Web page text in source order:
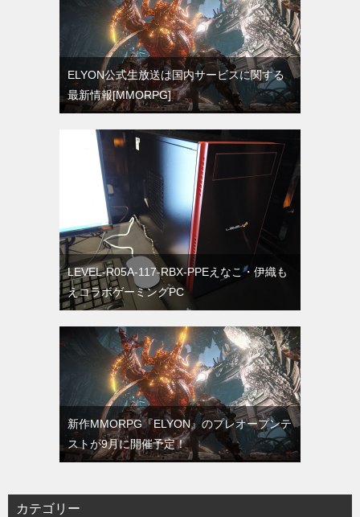
ELYON公式生放送は国内サービスに関する
最新情報[MMORPG]
LEVEL-R05A-117-RBX-PPEえなこ・伊織も
えコラボゲーミングPC
新作MMORPG『ELYON』のプレオープンテ
ストが9月に開催予定！
カテゴリー